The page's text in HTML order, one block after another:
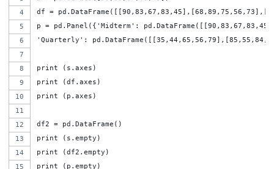
df =
p = pd.Panel({'Midterm':
'Quarterly':
print (s.axes)
print (df.axes)
print (p.axes)
df2 = pd.DataFrame()
print (s.empty)
print (df2.empty)
print (p.empty)